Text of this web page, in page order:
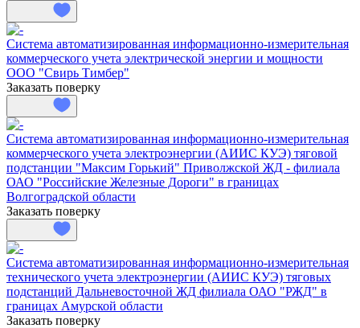
Система автоматизированная информационно-измерительная
коммерческого учета электрической энергии и мощности
ООО "Свирь Тимбер"
Заказать поверку
Система автоматизированная информационно-измерительная
коммерческого учета электроэнергии (АИИС КУЭ) тяговой
подстанции "Максим Горький" Приволжской ЖД - филиала
ОАО "Российские Железные Дороги" в границах
Волгоградской области
Заказать поверку
Система автоматизированная информационно-измерительная
технического учета электроэнергии (АИИС КУЭ) тяговых
подстанций Дальневосточной ЖД филиала ОАО "РЖД" в
границах Амурской области
Заказать поверку